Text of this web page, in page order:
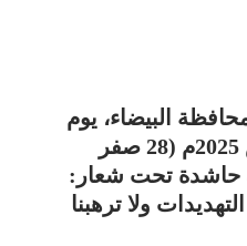
البيضاء، يوم
أمس الجمعة 22 أغسطس 2025م (28 صفر
حاشدة تحت شعار:
ولا ترهبنا